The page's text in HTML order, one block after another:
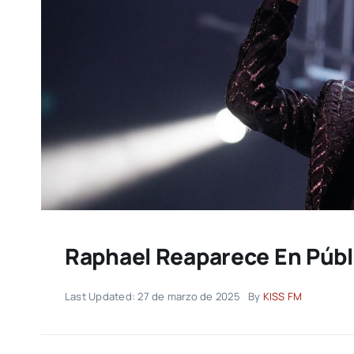
Raphael Reaparece En
Last Updated: 27 de marzo de 2025 By KISS FM